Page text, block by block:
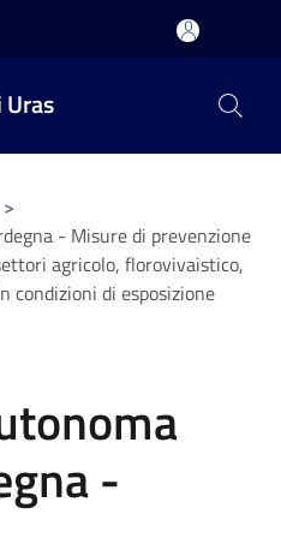
>
- Misure di prevenzione
agricolo, florovivaistico,
condizioni di esposizione
-